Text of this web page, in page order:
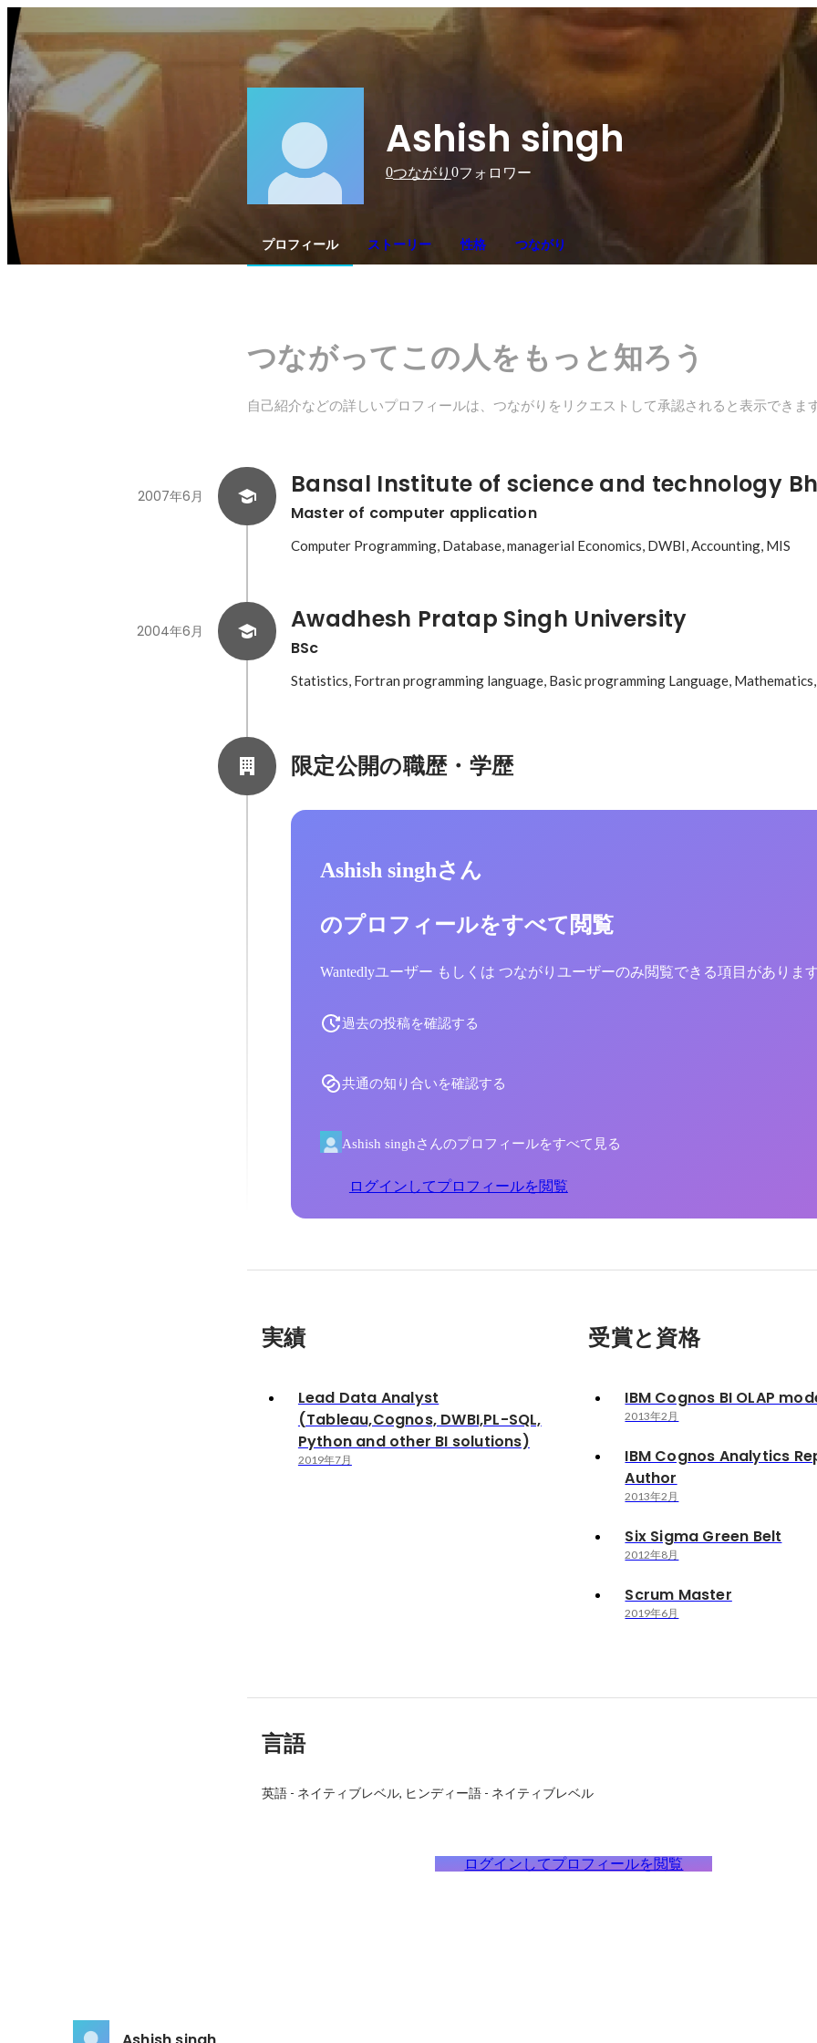
Ashish singh
0つながり 0フォロワー
プロフィール ストーリー 性格 つながり
つながってこの人をもっと知ろう
自己紹介などの詳しいプロフィールは、つながりをリクエストして承認されると表示できま
Bansal Institute of science and technology
Master of computer application
2007年6月
Computer Programming, Database, managerial Economics, DWBI, Accounting, MIS
Awadhesh Pratap Singh University
BSc
2004年6月
Statistics, Fortran programming language, Basic programming Language,
限定公開の職歴・学歴
Ashish singhさん
のプロフィールをすべて閲覧
Wantedlyユーザー もしくは つながりユーザーのみ閲覧できる項目がありま
過去の投稿を確認する
共通の知り合いを確認する
Ashish singhさんのプロフィールをすべて見る
ログインしてプロフィールを閲覧
実績
Lead Data Analyst
(Tableau,Cognos, DWBI,PL-SQL,
Python and other BI solutions)
2019年7月
受賞と資格
IBM Cognos BI OLAP
2013年2月
IBM Cognos Analytics
Author
2013年2月
Six Sigma Green Belt
2012年8月
Scrum Master
2019年6月
言語
英語- ネイティブレベル ヒンディー語- ネイティブレベル
ログインしてプロフィールを閲覧